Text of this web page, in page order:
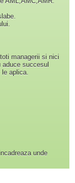
managerii si nici
succesul
le aplica.
unde